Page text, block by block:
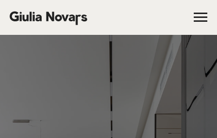
каталог проектов Скачать